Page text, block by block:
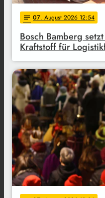
notes 07. August 2026 12:54
Bosch Bamberg
Kraftstoff für